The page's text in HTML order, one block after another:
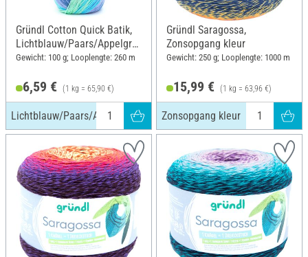
Gründl Cotton Quick Batik,
Lichtblauw/Paars/Appelgro
en
Gewicht: 100 g; Looplengte: 260 m
6,59 € (1 kg = 65,90 €)
Lichtblauw/Paars/Appelgroen
Gründl Saragossa,
Zonsopgang kleur
Gewicht: 250 g; Looplengte: 1000 m
15,99 € (1 kg = 63,96 €)
Zonsopgang kleur